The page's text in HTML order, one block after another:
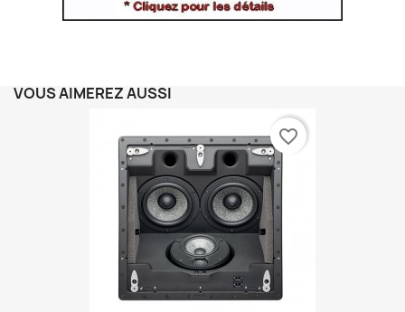
VOUS AIMEREZ AUSSI
favorite_border